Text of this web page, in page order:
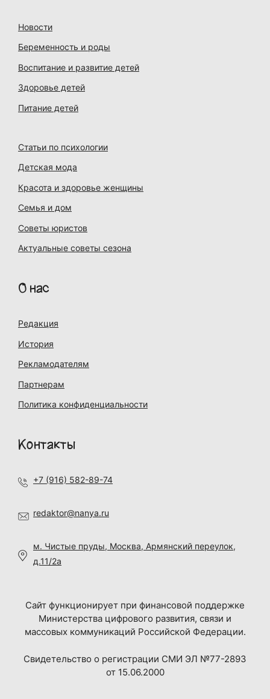
Новости
Беременность и роды
Воспитание и развитие детей
Здоровье детей
Питание детей
Статьи по психологии
Детская мода
Красота и здоровье женщины
Семья и дом
Советы юристов
Актуальные советы сезона
О нас
Редакция
История
Рекламодателям
Партнерам
Политика конфиденциальности
Контакты
+7 (916) 582-89-74
redaktor@nanya.ru
м. Чистые пруды, Москва, Армянский переулок,
д.11/2а
Сайт функционирует при финансовой поддержке
Министерства цифрового развития, связи и
массовых коммуникаций Российской Федерации.
Свидетельство о регистрации СМИ ЭЛ №77-2893
от 15.06.2000